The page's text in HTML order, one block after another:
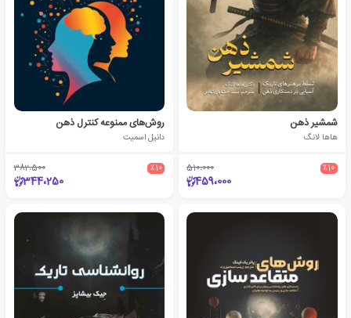
شمشیر ذهن
هاها لانگ
٪10 510،000
459،000
روش‌‎های ممنوعه کنترل ذهن
دانیل اسمیت
٪10 382،500
344،250